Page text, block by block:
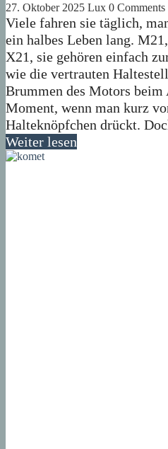
27. Oktober 2025 Lux 0 Comments
Viele fahren sie täglich,
ein halbes Leben lang.
X21, sie gehören einfach
wie die vertrauten
Brummen des Motors beim
Moment, wenn man kurz
Halteknöpfchen drückt.
Weiter lesen